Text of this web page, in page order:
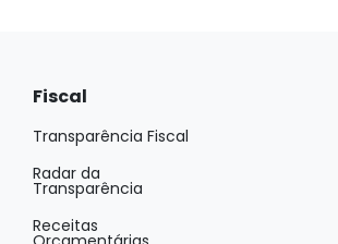
Fiscal
Transparência Fiscal
Radar da
Transparência
Receitas